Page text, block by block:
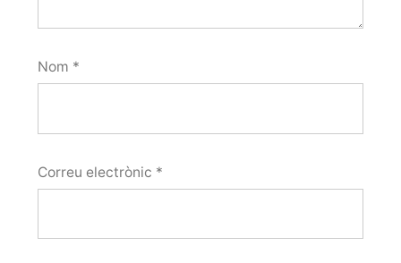
Nom *
Correu electrònic *